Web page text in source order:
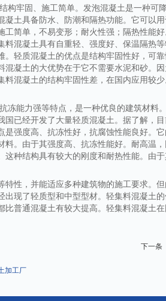
构牢固、施工简单。发泡混凝土是一种
土具备防水、防潮和隔热功能。它可以
简单，不易变形；耐火性强；隔热性能
混凝土具有自重轻、强度好、保温隔热
轻质混凝土的优点是结构牢固性好，可
凝土的大优势在于它不需要水泥和砂。
混凝土的结构牢固性差，在国内应用较
冻能力强等特点，是一种优良的建筑材料
已经开发了大量轻质混凝土。据了解，
强度高、抗冻性好，抗腐蚀性能良好。
。由于其强度高、抗冻性能好。耐高温
种结构具有较大的刚度和耐热性能。由
性，并能适应多种建筑物的施工要求。
现了轻质型和中型型材。轻集料混凝土
普通混凝土有较大提高。轻集料混凝土
下一条
加工厂